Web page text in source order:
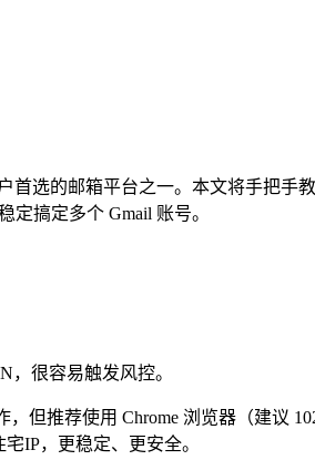
选的邮箱平台之一。本文将手把手
搞定多个 Gmail 账号。
，很容易触发风控。
但推荐使用 Chrome 浏览器（建议
IP，更稳定、更安全。